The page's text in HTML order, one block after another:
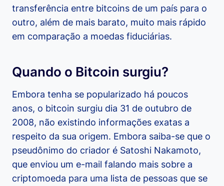
transferência entre bitcoins de um país para o
outro, além de mais barato, muito mais rápido
em comparação a moedas fiduciárias.
Quando o Bitcoin surgiu?
Embora tenha se popularizado há poucos
anos, o bitcoin surgiu dia 31 de outubro de
2008, não existindo informações exatas a
respeito da sua origem. Embora saiba-se que o
pseudônimo do criador é Satoshi Nakamoto,
que enviou um e-mail falando mais sobre a
criptomoeda para uma lista de pessoas que se